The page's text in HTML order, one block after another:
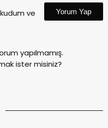
ve
Yorum Yap
yapılmamış.
ister misiniz?